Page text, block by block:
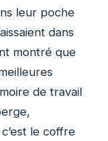
leur poche
dans
montré que
de travail
le coffre